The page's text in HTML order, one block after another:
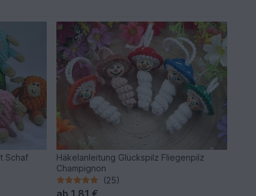
Schaf
Häkelanleitung Glückspilz Fliegenpilz
Champignon
(25)
ab 1,81 €